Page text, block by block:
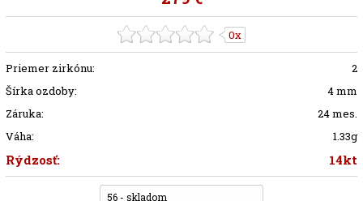
0x
Priemer zirkónu:
2
Šírka ozdoby:
4 mm
Záruka:
24 mes.
Váha:
1.33g
Rýdzosť: 14kt
56 - skladom